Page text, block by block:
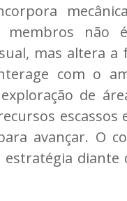
membros não
mas altera a
com o
de
escassos
avançar. O
estratégia diante